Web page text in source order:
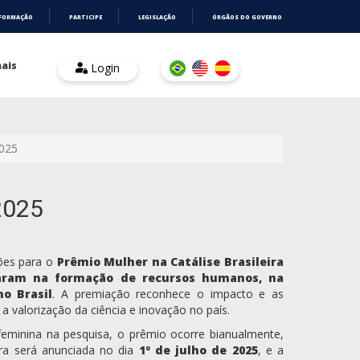
PARTICIPE LEGISLAÇÃO ÓRGÃOS DO GOVERNO
Login
para o Prêmio Mulher na Catálise Brasileira
na formação de recursos humanos, na
Brasil. A premiação reconhece o impacto e as
valorização da ciência e inovação no país.
na pesquisa, o prêmio ocorre bianualmente,
será anunciada no dia 1º de julho de 2025, e a